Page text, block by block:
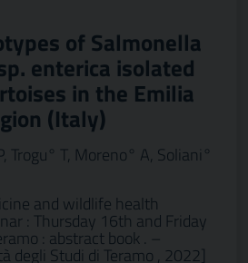
of Salmonella
enterica isolated
in the Emilia
(Italy)
Trogu° T, Moreno° A, Soliani°
and wildlife health
: Thursday 16th and Friday
: abstract book . –
degli Studi di Teramo , 2022]